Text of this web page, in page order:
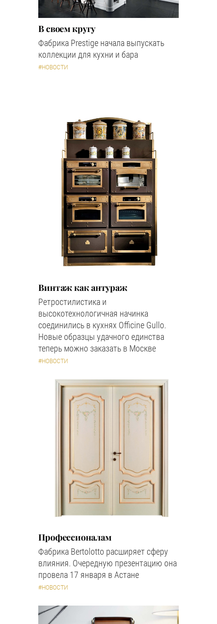
В своем кругу
Фабрика Prestige начала выпускать
коллекции для кухни и бара
#НОВОСТИ
Винтаж как антураж
Ретростилистика и
высокотехнологичная начинка
соединились в кухнях Officine Gullo.
Новые образцы удачного единства
теперь можно заказать в Москве
#НОВОСТИ
Профессионалам
Фабрика Bertolotto расширяет сферу
влияния. Очередную презентацию она
провела 17 января в Астане
#НОВОСТИ